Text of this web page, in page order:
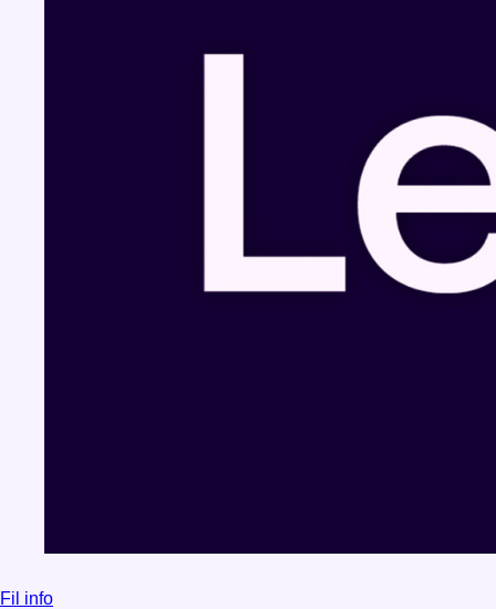
Fil info